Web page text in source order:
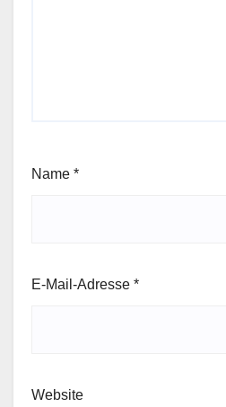
Name *
E-Mail-Adresse *
Website